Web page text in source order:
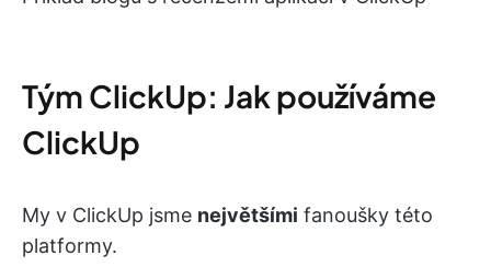
Tým ClickUp: Jak používáme
ClickUp
My v ClickUp jsme největšími fanoušky této
platformy.